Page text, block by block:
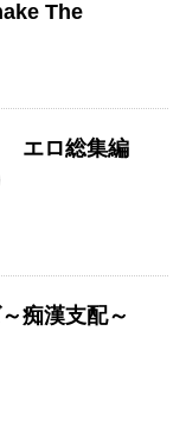
The
エロ総集編
痴漢支配～